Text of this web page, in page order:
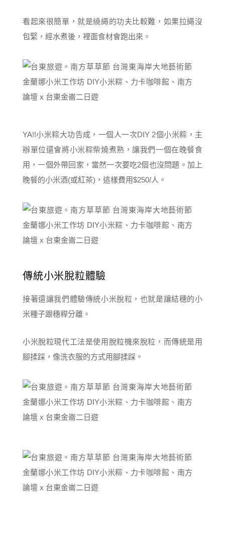
看起來很簡單，就是繞繩的功夫比較難，如果拉繩沒
包緊，經水煮後，裡面食材會跑出來。
YA!!小米粽大功告成，一個人一次DIY 2個小米粽，主
辦單位還會將小米粽柴燒煮熟，讓我們一個在晚餐食
用，一個外帶回家，當然一次要吃2個也沒問題。加上
晚餐的小米酒(或紅茶)，這樣費用$250/人。
傳統小米脫粒體驗
接著還讓我們體驗傳統小米脫粒，也就是讓結穗的小
米種子跟穗稈分離。
小米脫粒現代工法是使用脫粒機來脫粒，而傳統是用
腳揉踩，像洗衣服的方式用腳揉踩。